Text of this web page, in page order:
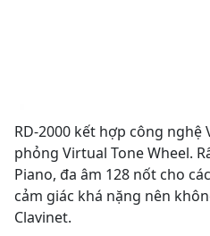
RD-2000 kết hợp công
phỏng Virtual Tone Wheel.
Piano, đa âm 128 nốt cho
cảm giác khá nặng nên
Clavinet.